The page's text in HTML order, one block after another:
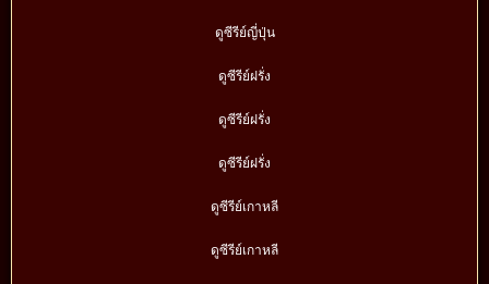
ดูซีรีย์ญี่ปุ่น
ดูซีรีย์ฝรั่ง
ดูซีรีย์ฝรั่ง
ดูซีรีย์ฝรั่ง
ดูซีรีย์เกาหลี
ดูซีรีย์เกาหลี